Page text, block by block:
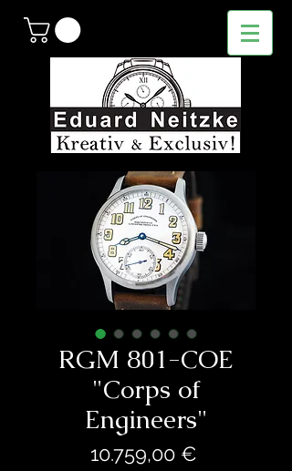
RGM 801-COE
"Corps of
Engineers"
10.759,00 €